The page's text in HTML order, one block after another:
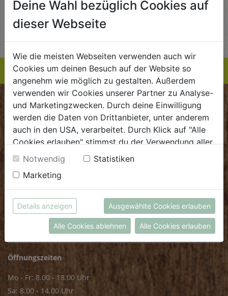
EINKAUFSLISTE
BIOKISTE
Kundenservice
Fr: 8.00 - 15.00 Uhr
dieBiokiste@biohof.at
.+43 7272 2597
FRISCHMARKT
Öffnungszeiten
Mo - Fr: 8.00 - 18.00 Uhr
Sa: 8.00 - 14.00 Uhr
Deine Wahl bezüglich Cookies auf
dieser Webseite
Wie die meisten Webseiten verwenden auch wir
Cookies um deinen Besuch auf der Website so
angenehm wie möglich zu gestalten. Außerdem
verwenden wir Cookies unserer Partner zu Analyse-
und Marketingzwecken. Durch deine Einwilligung
werden die Daten von Drittanbieter, unter anderem
auch in den USA, verarbeitet. Durch Klick auf "Alle
Cookies erlauben" stimmst du der Verwendung aller
Cookies zu. Unter "Details anzeigen" findest du alle
Infos zu den unterschiedlichen Cookies, du kannst
auch entscheiden, welche Cookies du erlauben
möchtest.
Weitere Informationen findest du in unserer
Datenschutzerklärung
bzw. imImpressum
Notwendig
Statistiken
Marketing
Details anzeigen Ausgewählte Cookies erlauben
Alle Cookies ablehnen Alle Cookies erlauben